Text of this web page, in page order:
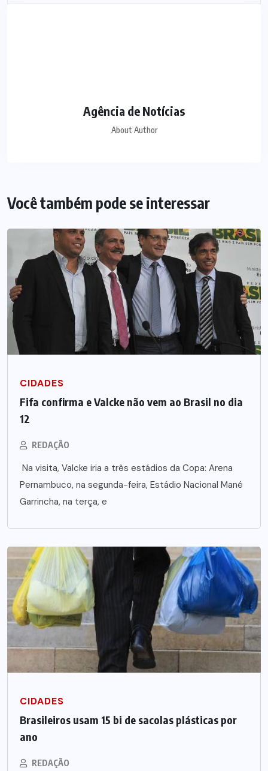
Agência de Notícias
About Author
Você também pode se interessar
CIDADES
Fifa confirma e Valcke não vem ao Brasil no dia
12
REDAÇÃO
Na visita, Valcke iria a três estádios da Copa: Arena
Pernambuco, na segunda-feira, Estádio Nacional Mané
Garrincha, na terça, e
CIDADES
Brasileiros usam 15 bi de sacolas plásticas por
ano
REDAÇÃO